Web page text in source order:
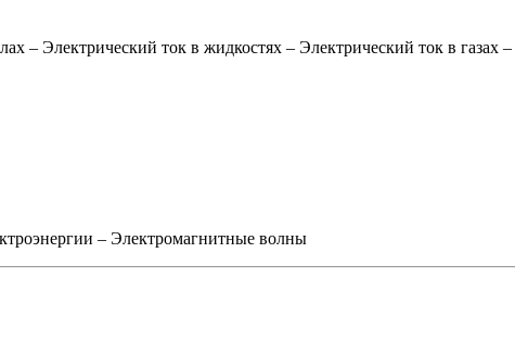
– Электрический ток в жидкостях – Электрический ток в газах –
– Электромагнитные волны